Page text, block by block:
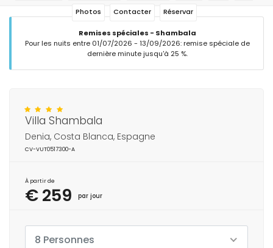
Photos Contacter Réservar
Remises spéciales - Shambala
Pour les nuits entre 01/07/2026 - 13/09/2026: remise spéciale de
dernière minute jusqu'à 25 %.
Villa Shambala
Denia, Costa Blanca, Espagne
CV-VUT0517300-A
À partir de
€ 259 par jour
8 Personnes